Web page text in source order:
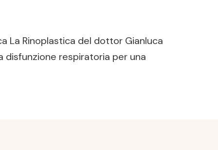
La Rinoplastica del dottor Gianluca
disfunzione respiratoria per una